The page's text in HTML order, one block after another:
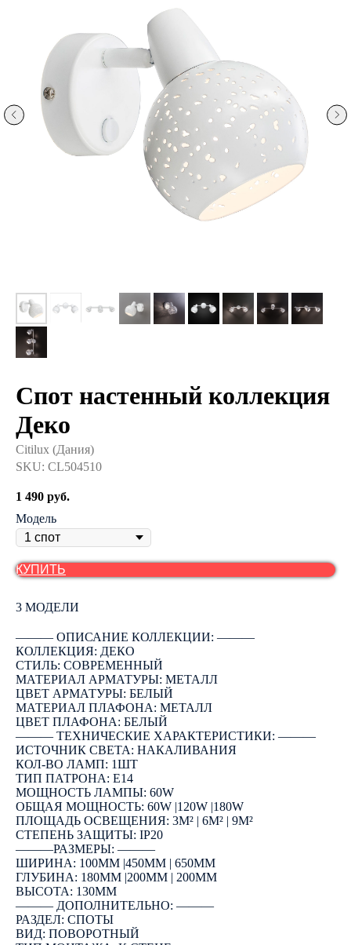
Спот настенный коллекция
Деко
Citilux (Дания)
SKU: CL504510
1 490 руб.
Модель
КУПИТЬ
3 МОДЕЛИ
――― ОПИСАНИЕ КОЛЛЕКЦИИ: ―――
КОЛЛЕКЦИЯ: ДЕКО
СТИЛЬ: СОВРЕМЕННЫЙ
МАТЕРИАЛ АРМАТУРЫ: МЕТАЛЛ
ЦВЕТ АРМАТУРЫ: БЕЛЫЙ
МАТЕРИАЛ ПЛАФОНА: МЕТАЛЛ
ЦВЕТ ПЛАФОНА: БЕЛЫЙ
――― ТЕХНИЧЕСКИЕ ХАРАКТЕРИСТИКИ: ―――
ИСТОЧНИК СВЕТА: НАКАЛИВАНИЯ
КОЛ-ВО ЛАМП: 1ШТ
ТИП ПАТРОНА: E14
МОЩНОСТЬ ЛАМПЫ: 60W
ОБЩАЯ МОЩНОСТЬ: 60W |120W |180W
ПЛОЩАДЬ ОСВЕЩЕНИЯ: 3М² | 6М² | 9М²
СТЕПЕНЬ ЗАЩИТЫ: IP20
―――РАЗМЕРЫ: ―――
ШИРИНА: 100ММ |450ММ | 650ММ
ГЛУБИНА: 180ММ |200ММ | 200ММ
ВЫСОТА: 130ММ
――― ДОПОЛНИТЕЛЬНО: ―――
РАЗДЕЛ: СПОТЫ
ВИД: ПОВОРОТНЫЙ